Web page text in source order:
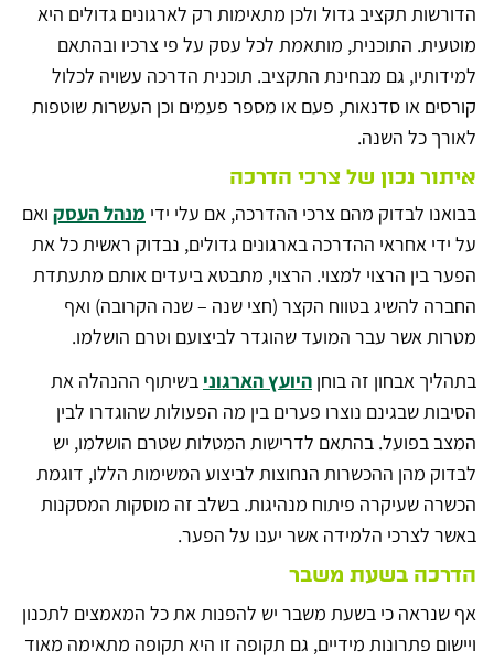
הדורשות תקציב גדול ולכן מתאימות רק לארגונים גדולים היא
מוטעית. התוכנית, מותאמת לכל עסק על פי צרכיו ובהתאם
למידותיו, גם מבחינת התקציב. תוכנית הדרכה עשויה לכלול
קורסים או סדנאות, פעם או מספר פעמים וכן העשרות שוטפות
לאורך כל השנה.
איתור נכון של צרכי הדרכה
בבואנו לבדוק מהם צרכי ההדרכה, אם עלי ידי מנהל העסק ואם
על ידי אחראי ההדרכה בארגונים גדולים, נבדוק ראשית כל את
הפער בין הרצוי למצוי. הרצוי, מתבטא ביעדים אותם מתעתדת
החברה להשיג בטווח הקצר (חצי שנה – שנה הקרובה) ואף
מטרות אשר עבר המועד שהוגדר לביצועם וטרם הושלמו.
בתהליך אבחון זה בוחן היועץ הארגוני בשיתוף ההנהלה את
הסיבות שבגינם נוצרו פערים בין מה הפעולות שהוגדרו לבין
המצב בפועל. בהתאם לדרישות המטלות שטרם הושלמו, יש
לבדוק מהן ההכשרות הנחוצות לביצוע המשימות הללו, דוגמת
הכשרה שעיקרה פיתוח מנהיגות. בשלב זה מוסקות המסקנות
באשר לצרכי הלמידה אשר יענו על הפער.
הדרכה בשעת משבר
אף שנראה כי בשעת משבר יש להפנות את כל המאמצים לתכנון
ויישום פתרונות מידיים, גם תקופה זו היא תקופה מתאימה מאוד